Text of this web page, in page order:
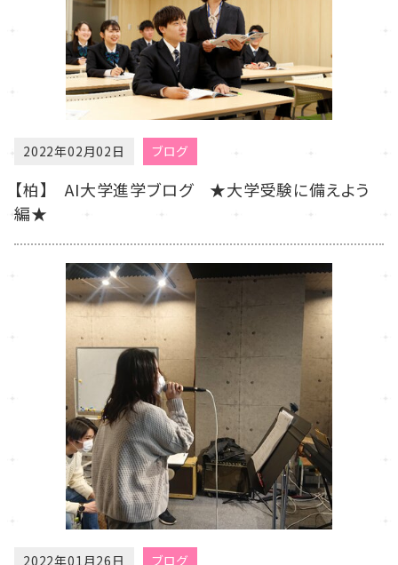
2022年02月02日 ブログ
【柏】 AI大学進学ブログ ★大学受験に備えよう
編★
2022年01月26日 ブログ